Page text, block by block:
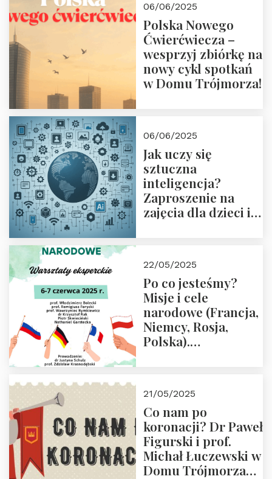
18:00
06/06/2025
Polska Nowego
Ćwierćwiecza –
wesprzyj zbiórkę na
nowy cykl spotkań
w Domu Trójmorza!
06/06/2025
Jak uczy się
sztuczna
inteligencja?
Zaproszenie na
zajęcia dla dzieci i
22/05/2025
Po co jesteśmy?
Misje i cele
narodowe (Francja,
Niemcy, Rosja,
Polska).
Zapraszamy do
zapisów.
21/05/2025
Co nam po
koronacji? Dr Paweł
Figurski i prof.
Michał Łuczewski w
Domu Trójmorza